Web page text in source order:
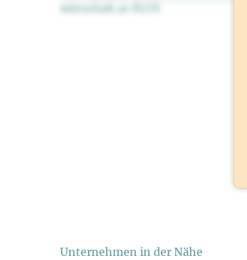
wirtschaft.at PLUS
Unternehmen in der Nähe